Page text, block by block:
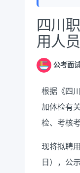
公告正文
四川
用人
公考面
根据《四
加体检有
检、考核
现将拟聘
日），公